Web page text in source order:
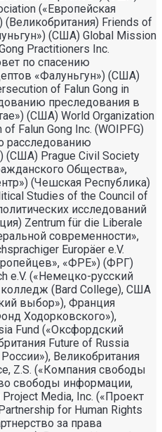
(«Европейская
Friends of
(США) Global Mission
Practitioners Inc.
по спасению
«Фалуньгун») (США)
of Falun Gong in
преследования в
(США) World Organization
Falun Gong Inc. (WOIPFG)
расследованию
(США) Prague Civil Society
Общества»,
(Чешская Республика)
Studies of the Council of
исследований
Zentrum für die Liberale
современности»,
Europäer e.V.
«ФРЕ») (ФРГ)
e.V. («Немецко-русский
(Bard College), США
выбор»), Франция
Ходорковского»),
Fund («Оксфордский
Future of Russia
Великобритания
Z.S. («Компания свободы
свободы информации,
Media, Inc. («Проект
for Human Rights
за права